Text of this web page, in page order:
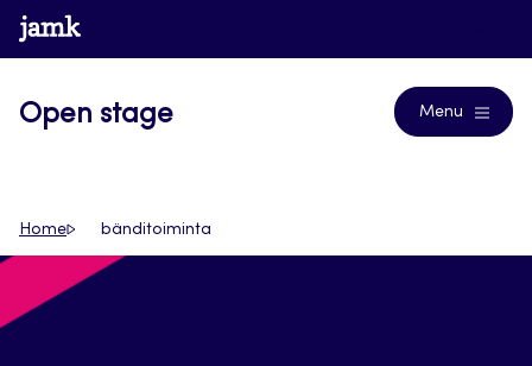
Siirry
suoraan
www.jamk.fi
Open stage Menu
Home bänditoiminta